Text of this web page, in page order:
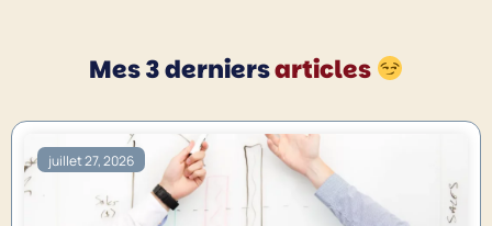
Mes 3 derniersarticles
juillet 27, 2026